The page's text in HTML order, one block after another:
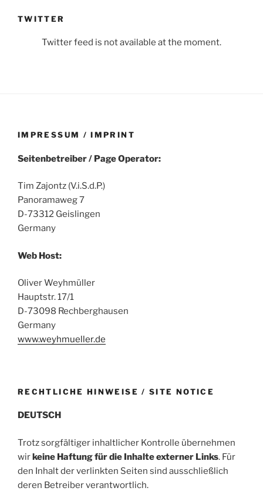
TWITTER
Twitter feed is not available at the moment.
IMPRESSUM / IMPRINT
Seitenbetreiber / Page Operator:
Tim Zajontz (V.i.S.d.P.)
Panoramaweg 7
D-73312 Geislingen
Germany
Web Host:
Oliver Weyhmüller
Hauptstr. 17/1
D-73098 Rechberghausen
Germany
www.weyhmueller.de
RECHTLICHE HINWEISE / SITE NOTICE
DEUTSCH
Trotz sorgfältiger inhaltlicher Kontrolle übernehmen
wirkeine Haftung für die Inhalte externer Links. Für
den Inhalt der verlinkten Seiten sind ausschließlich
deren Betreiber verantwortlich.